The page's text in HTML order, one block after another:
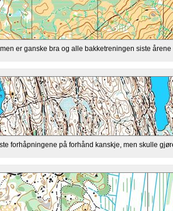
er ganske bra og alle bakketreningen siste
forhåpningene på forhånd kanskje, men skulle